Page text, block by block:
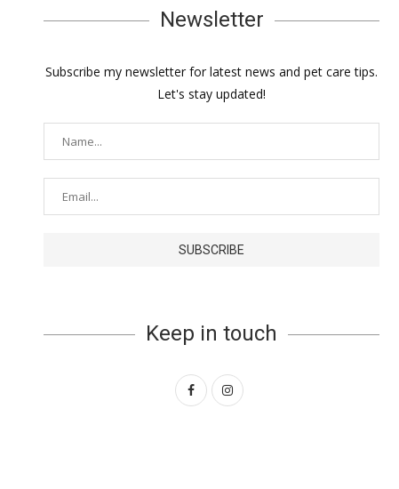
Newsletter
Subscribe my newsletter for latest news and pet care tips.
Let's stay updated!
Keep in touch